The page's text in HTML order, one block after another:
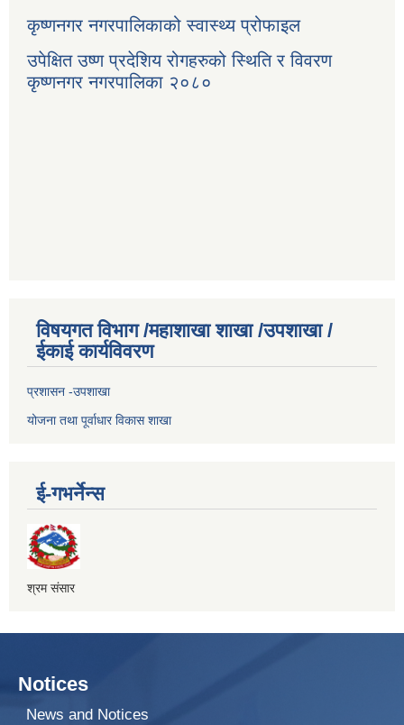
कृष्णनगर नगरपालिकाको स्वास्थ्य प्रोफाइल
उपेक्षित उष्ण प्रदेशिय रोगहरुको स्थिति र विवरण
कृष्णनगर नगरपालिका २०८०
विषयगत विभाग /महाशाखा शाखा /उपशाखा /
ईकाई कार्यविवरण
प्रशासन -उपशाखा
योजना तथा पूर्वाधार विकास शाखा
ई-गभर्नेन्स
श्रम संसार
Notices
News and Notices